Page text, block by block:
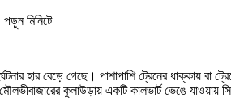
মিনিটে
হার বেড়ে গেছে। পাশাপাশি ট্রেনের ধাক্কায়
কুলাউড়ায় একটি কালভার্ট ভেঙে যাওয়ায়